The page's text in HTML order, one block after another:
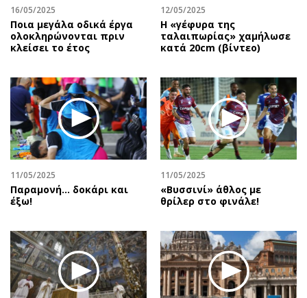
Money Review
AstroBank Properties
Trends
Ναυτιλία
Περιβάλλον
Ελλάδα
Κόσμος
Πολιτισμός
Σινεμά
Μουσική
Εικαστικά
Βιβλίο
Πρόσωπα
Περιβάλλον
Good Life
Showbiz
Ταξίδια
Συνταγές
Έξοδος
Εκπομπές
Wine routes
Uncut
Προσφορές
Προσωπικότητες στην ''Κ''
16/05/2025
Ποια μεγάλα οδικά έργα
ολοκληρώνονται πριν
κλείσει το έτος
12/05/2025
H «γέφυρα της
ταλαιπωρίας» χαμήλωσε
κατά 20cm (βίντεο)
11/05/2025
Παραμονή… δοκάρι και
έξω!
11/05/2025
«Βυσσινί» άθλος με
θρίλερ στο φινάλε!